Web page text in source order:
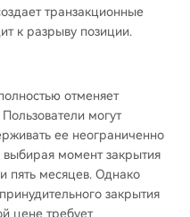
транзакционные
к разрыву позиции.
отменяет
могут
ее неограниченно
выбирая момент закрытия
пять месяцев. Однако
закрытия
цене требует